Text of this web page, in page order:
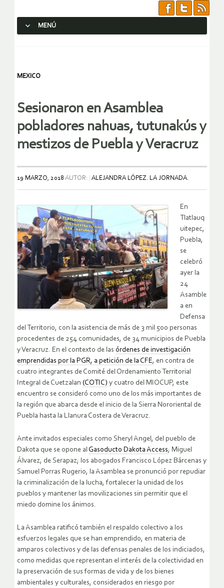
MENÚ
MEXICO
Sesionaron en Asamblea
pobladores nahuas, tutunakús y
mestizos de Puebla y Veracruz
19 MARZO, 2018 AUTOR: ALEJANDRA LÓPEZ. LA JORNADA.
En
Tlatlauq
uitepec,
Puebla,
se
celebró
ayer la
24
Asamble
a en
Defensa
del Territorio, con la asistencia de más de 3 mil 500 personas
procedentes de 254 comunidades, de 34 municipios de Puebla
y Veracruz. En el contexto de las órdenes de investigación
emprendidas por la PGR, a petición de la CFE, en contra de
cuatro integrantes de Comité del Ordenamiento Territorial
Integral de Cuetzalan (COTIC) y cuatro del MIOCUP, este
encuentro se consideró como uno de los más importantes de
la región que abarca desde el inicio de la Sierra Nororiental de
Puebla hasta la Llanura Costera de Veracruz.
Ante invitados especiales como Sheryl Angel, del pueblo de
Dakota que se opone al Gasoducto Dakota Access; Miguel
Álvarez, de Serapaz; los abogados Francisco López Bárcenas y
Samuel Porras Rugerio, la Asamblea se pronunció por repudiar
la criminalización de la lucha, fortalecer la unidad de los
pueblos y mantener las movilizaciones sin permitir que el
miedo domine los ánimos.
La Asamblea ratificó también el respaldo colectivo a los
esfuerzos legales que se han emprendido, en materia de
amparos colectivos y de las defensas penales de los indiciados,
como medidas que representan el interés de la colectividad en
la preservación de sus formas de vida y de los bienes
ambientales y culturales, considerados en riesgo por